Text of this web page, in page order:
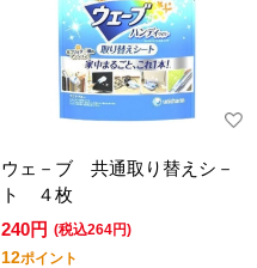
ウェ－ブ 共通取り替えシ－
ト ４枚
240円 (税込264円)
12ポイント